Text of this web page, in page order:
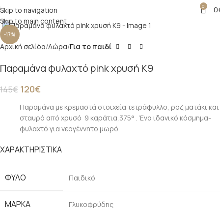
Skip to navigation
Skip to main content
0 0
-17%
Click to enlarge
Αρχική σελίδα Δώρα Για το παιδί
Παραμάνα φυλαχτό pink χρυσή K9
145€ 120€
Παραμάνα με κρεμαστά στοιχεία τετράφυλλο, ροζ ματάκι και
σταυρό από χρυσό 9 καράτια,375° . Ένα ιδανικό κόσμημα-
φυλαχτό για νεογέννητο μωρό.
ΧΑΡΑΚΤΗΡΙΣΤΙΚΑ
ΦΎΛΟ Παιδικό
ΜΆΡΚΑ Γλυκοφρύδης